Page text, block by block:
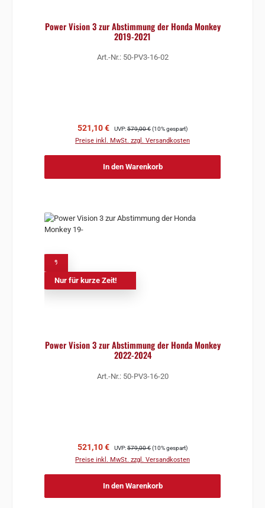
Power Vision 3 zur Abstimmung der Honda Monkey
2019-2021
Art.-Nr.: 50-PV3-16-02
Verkaufspreis:
521,10 € Regulärer Preis:
UVP:579,00 €(10% gespart)
Preise inkl. MwSt. zzgl. Versandkosten
In den Warenkorb
Nur für kurze Zeit!
Power Vision 3 zur Abstimmung der Honda Monkey
2022-2024
Art.-Nr.: 50-PV3-16-20
Verkaufspreis:
521,10 € Regulärer Preis:
UVP:579,00 €(10% gespart)
Preise inkl. MwSt. zzgl. Versandkosten
In den Warenkorb